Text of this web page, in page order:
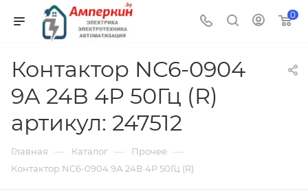
0
Контактор NC6-0904
9А 24В 4P 50Гц (R)
артикул: 247512
Главная — Каталог — Прочее —
Контактор NC6-0904 9А 24В 4P 50Гц (R)